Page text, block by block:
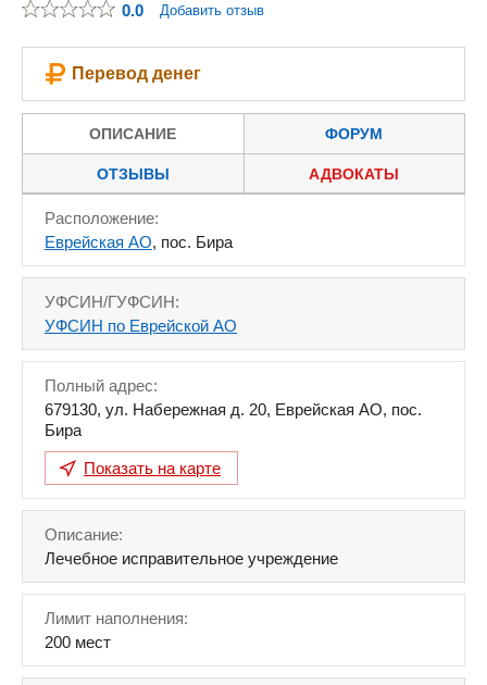
РЕКЛАМОДАТЕЛЯМ
0.0 Добавить отзыв
Перевод денег
ОПИСАНИЕ ФОРУМ
ОТЗЫВЫ АДВОКАТЫ
Расположение:
Еврейская АО, пос. Бира
УФСИН/ГУФСИН:
УФСИН по Еврейской АО
Полный адрес:
679130, ул. Набережная д. 20, Еврейская АО, пос.
Бира
Показать на карте
Описание:
Лечебное исправительное учреждение
Лимит наполнения:
200 мест